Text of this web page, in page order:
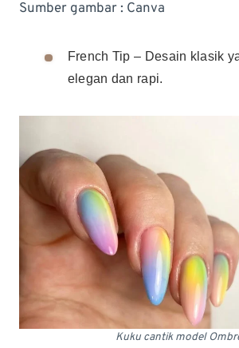
Sumber gambar : Canva
French Tip – Desain klasik
elegan dan rapi.
Kuku cantik model